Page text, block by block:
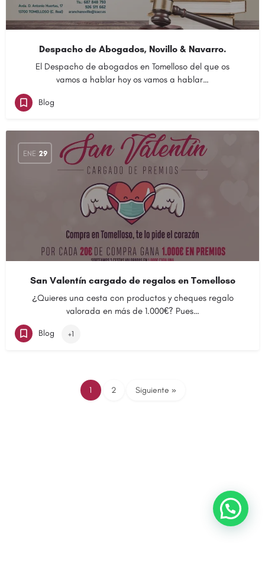
Despacho de Abogados, Novillo & Navarro.
El Despacho de abogados en Tomelloso del que os
vamos a hablar hoy os vamos a hablar…
Blog
ENE 29
San Valentín cargado de regalos en Tomelloso
¿Quieres una cesta con productos y cheques regalo
valorada en más de 1.000€? Pues…
Blog +1
1 2 Siguiente »